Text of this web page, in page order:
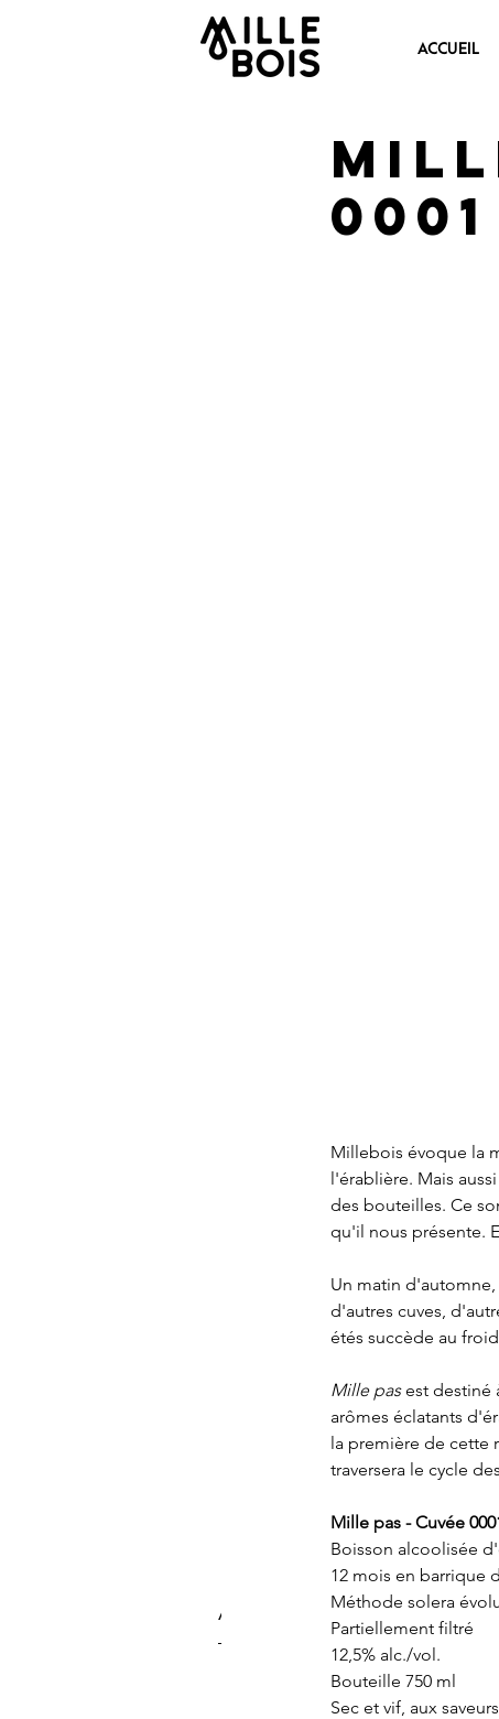
ACCUEIL
Articles
Dans l'bois - Cuvée 0004
0001
Millebois évoque la
l'érablière. Mais
des bouteilles. Ce
qu'il nous présente.
Un matin
d'autres cuves,
étés succède au
Mille pas est destiné
arômes éclatants
la première de cette
traversera le cycle
Mille pas - Cuvée
Boisson alcoolisée
12 mois en barrique
Méthode solera
Partiellement filtré
12,5% alc./vol.
Bouteille 750 ml
Sec et vif, aux